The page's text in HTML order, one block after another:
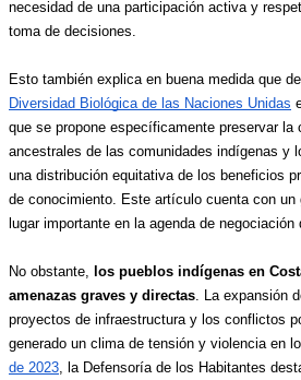
necesidad de una participación activa y
toma de decisiones.
Esto también explica en buena medida que
Diversidad Biológica de las Naciones Unidas
que se propone específicamente preservar
ancestrales de las comunidades indígenas y
una distribución equitativa de los beneficios
de conocimiento. Este artículo cuenta con un
lugar importante en la agenda de negociación
No obstante,
los pueblos indígenas en
amenazas graves y directas . La expansión
proyectos de infraestructura y los conflictos
generado un clima de tensión y violencia en
de 2023 , la Defensoría de los Habitantes